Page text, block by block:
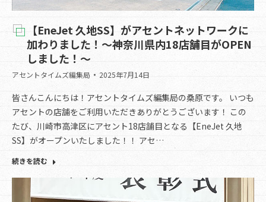
【EneJet 久地SS】がアセントネットワークに
加わりました！〜神奈川県内18店舗目がOPEN
しました！～
アセントタイムズ編集局 2025年7月14日
皆さんこんにちは！アセントタイムズ編集局の桑原です。 いつも
アセントの店舗をご利用いただきありがとうございます！ この
たび、川崎市高津区にアセント18店舗目となる【EneJet 久地
SS】がオープンいたしました！！ アセ…
続きを読む